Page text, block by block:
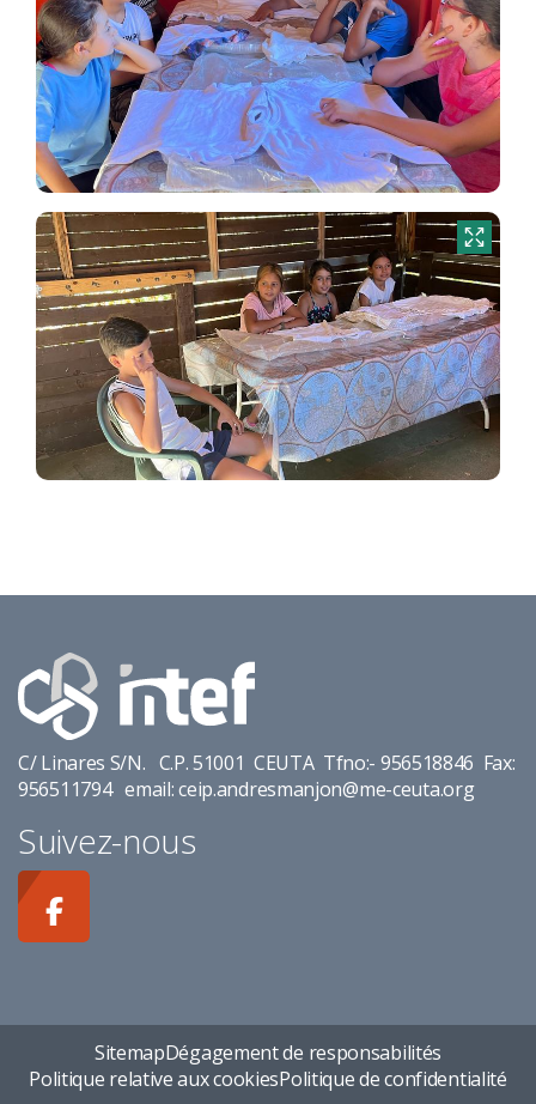
C/ Linares S/N. C.P. 51001 CEUTA Tfno:- 956518846 Fax:
956511794 email: ceip.andresmanjon@me-ceuta.org
Suivez-nous
SitemapDégagement de responsabilités
Politique relative aux cookiesPolitique de confidentialité